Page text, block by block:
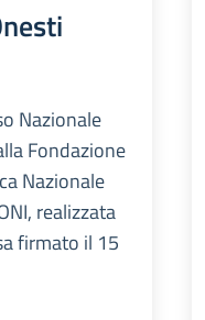
Nazionale
Fondazione
Nazionale
realizzata
firmato il 15